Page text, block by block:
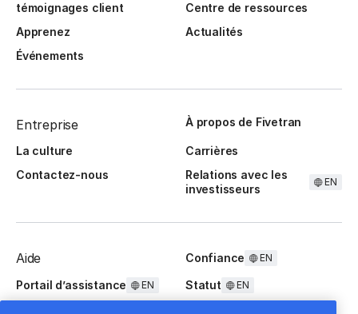
témoignages client
Centre de ressources
Apprenez
Actualités
Événements
Entreprise À propos de Fivetran
La culture
Carrières
Contactez-nous
Relations avec les
investisseurs
EN
Aide Confiance EN
Portail d’assistance EN Statut EN